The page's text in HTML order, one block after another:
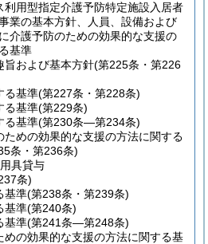
利用型指定介護予防特定施設入居者
業の基本方針、人員、設備および
介護予防のための効果的な支援の
基準
旨および基本方針(第225条・第226
る基準(第227条・第228条)
る基準(第229条)
る基準(第230条―第234条)
ための効果的な支援の方法に関する
条・第236条)
具貸与
条)
基準(第238条・第239条)
基準(第240条)
基準(第241条―第248条)
めの効果的な支援の方法に関する基